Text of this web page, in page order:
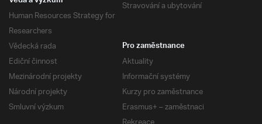
Stravování a ubytování
Human Resources Strategy for
Researchers
Vědecká rada
Ediční činnost
Mezinárodní projekty
Národní projekty
Smluvní výzkum
Pro zaměstnance
Aktuality
Informační systémy
Kurzy pro zaměstnance
Erasmus+ – zaměstnaci